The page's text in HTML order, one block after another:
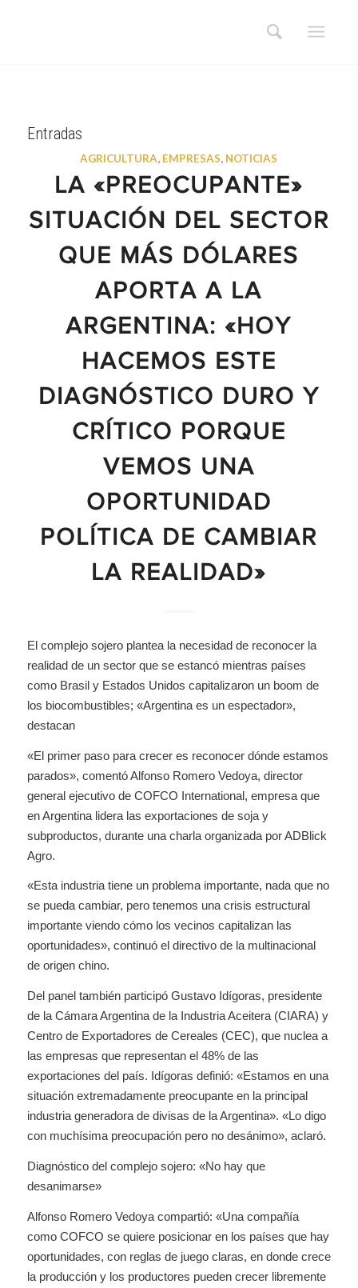
Entradas
AGRICULTURA, EMPRESAS, NOTICIAS
LA «PREOCUPANTE»
SITUACIÓN DEL SECTOR
QUE MÁS DÓLARES
APORTA A LA
ARGENTINA: «HOY
HACEMOS ESTE
DIAGNÓSTICO DURO Y
CRÍTICO PORQUE
VEMOS UNA
OPORTUNIDAD
POLÍTICA DE CAMBIAR
LA REALIDAD»
El complejo sojero plantea la necesidad de reconocer la
realidad de un sector que se estancó mientras países
como Brasil y Estados Unidos capitalizaron un boom de
los biocombustibles; «Argentina es un espectador»,
destacan
«El primer paso para crecer es reconocer dónde estamos
parados», comentó Alfonso Romero Vedoya, director
general ejecutivo de COFCO International, empresa que
en Argentina lidera las exportaciones de soja y
subproductos, durante una charla organizada por ADBlick
Agro.
«Esta industria tiene un problema importante, nada que no
se pueda cambiar, pero tenemos una crisis estructural
importante viendo cómo los vecinos capitalizan las
oportunidades», continuó el directivo de la multinacional
de origen chino.
Del panel también participó Gustavo Idígoras, presidente
de la Cámara Argentina de la Industria Aceitera (CIARA) y
Centro de Exportadores de Cereales (CEC), que nuclea a
las empresas que representan el 48% de las
exportaciones del país. Idígoras definió: «Estamos en una
situación extremadamente preocupante en la principal
industria generadora de divisas de la Argentina». «Lo digo
con muchísima preocupación pero no desánimo», aclaró.
Diagnóstico del complejo sojero: «No hay que
desanimarse»
Alfonso Romero Vedoya compartió: «Una compañía
como COFCO se quiere posicionar en los países que hay
oportunidades, con reglas de juego claras, en donde crece
la producción y los productores pueden crecer libremente